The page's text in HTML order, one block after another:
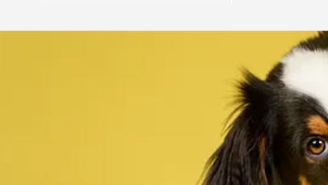
„Alles top.
geklappt, sehr